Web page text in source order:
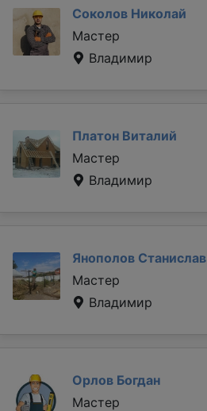
Соколов Николай
Мастер
Владимир
Платон Виталий
Мастер
Владимир
Янополов Станислав
Мастер
Владимир
Орлов Богдан
Мастер